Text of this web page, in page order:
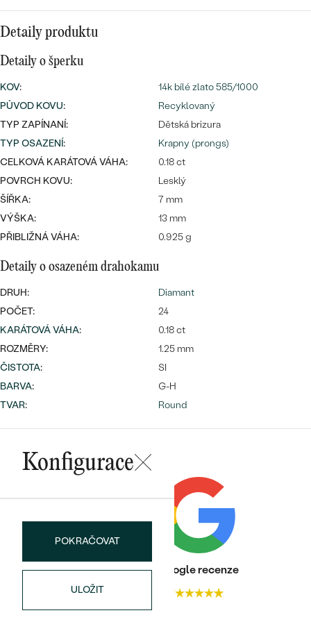
Wave kolekce
PROHLÉDNOUT
PODLE TVARU KAMENE
NA MÍRU
Bestsellery
Personalizované
OBJEVIT
Nejprodávanější
prsteny
PROHLÉDNOUT
Detaily produktu
Detaily o šperku
KOV:
14k bílé zlato 585/1000
PŮVOD KOVU:
Recyklovaný
TYP ZAPÍNANÍ:
Dětská brizura
TYP OSAZENÍ:
Krapny (prongs)
CELKOVÁ KARÁTOVÁ VÁHA:
0.18 ct
POVRCH KOVU:
Lesklý
ŠÍŘKA:
7 mm
VÝŠKA:
13 mm
PŘIBLIŽNÁ VÁHA:
0.925 g
Detaily o osazeném drahokamu
DRUH:
Diamant
POČET:
24
KARÁTOVÁ VÁHA:
0.18 ct
ROZMĚRY:
1.25 mm
ČISTOTA:
SI
BARVA:
G-H
TVAR: Round
Konfigurace
POKRAČOVAT
ULOŽIT
Heureka recenze
4.7
Google recenze
4.7